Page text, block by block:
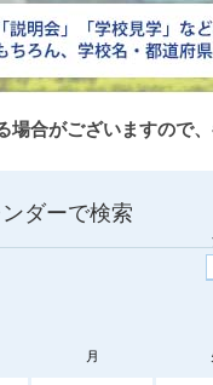
合がございますので
ダーで検索
月